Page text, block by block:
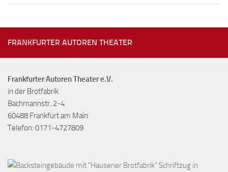
FRANKFURTER AUTOREN THEATER
Frankfurter Autoren Theater e.V.
in der Brotfabrik
Bachmannstr. 2-4
60488 Frankfurt am Main
Telefon: 0171-4727809